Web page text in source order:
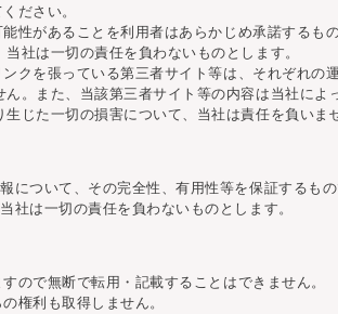
ださい。
性があることを利用者はあらかじめ承諾するも
社は一切の責任を負わないものとします。
クを張っている第三者サイト等は、それぞれの
。また、当該第三者サイト等の内容は当社によ
じた一切の損害について、当社は責任を負いま
について、その完全性、有用性等を保証するも
社は一切の責任を負わないものとします。
ので無断で転用・記載することはできません。
権利も取得しません。